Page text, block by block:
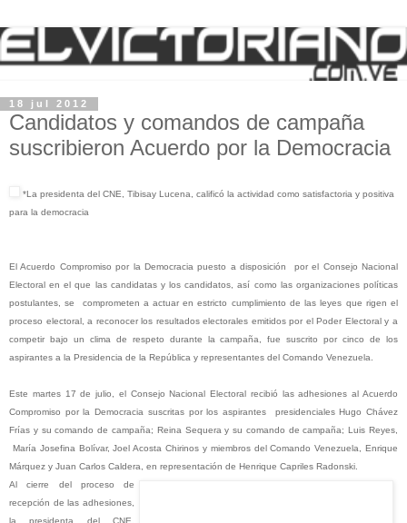
18 jul 2012
Candidatos y comandos de campaña
suscribieron Acuerdo por la Democracia
*La presidenta del CNE, Tibisay Lucena, calificó la actividad como satisfactoria y positiva
para la democracia
El Acuerdo Compromiso por la Democracia puesto a disposición por el Consejo Nacional
Electoral en el que las candidatas y los candidatos, así como las organizaciones políticas
postulantes, se comprometen a actuar en estricto cumplimiento de las leyes que rigen el
proceso electoral, a reconocer los resultados electorales emitidos por el Poder Electoral y a
competir bajo un clima de respeto durante la campaña, fue suscrito por cinco de los
aspirantes a la Presidencia de la República y representantes del Comando Venezuela.
Este martes 17 de julio, el Consejo Nacional Electoral recibió las adhesiones al Acuerdo
Compromiso por la Democracia suscritas por los aspirantes presidenciales Hugo Chávez
Frías y su comando de campaña; Reina Sequera y su comando de campaña; Luis Reyes,
María Josefina Bolívar, Joel Acosta Chirinos y miembros del Comando Venezuela, Enrique
Márquez y Juan Carlos Caldera, en representación de Henrique Capriles Radonski.
Al cierre del proceso de
recepción de las adhesiones,
la presidenta del CNE,